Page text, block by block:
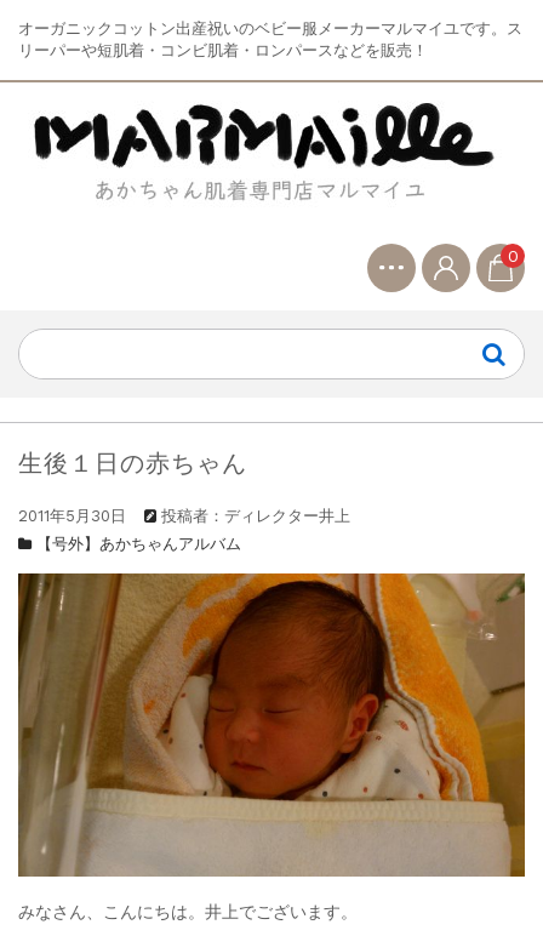
オーガニックコットン出産祝いのベビー服メーカーマルマイユです。ス
リーパーや短肌着・コンビ肌着・ロンパースなどを販売！
0
生後１日の赤ちゃん
2011年5月30日
投稿者：ディレクター井上
【号外】あかちゃんアルバム
みなさん、こんにちは。井上でございます。